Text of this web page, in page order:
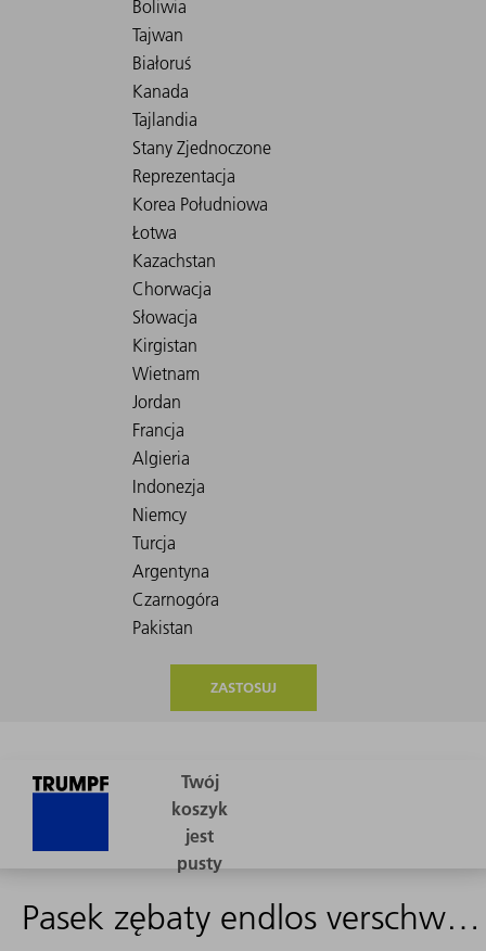
ZASTOSUJ
Pasek zębaty endlos verschweißt